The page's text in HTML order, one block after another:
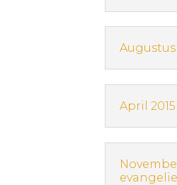
Augustus
April